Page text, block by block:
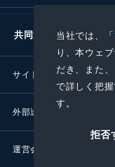
当社では、「
り、本ウェ
だき、また
で詳しく把
す。
拒否
共同通信社グループ
サイトポリシー
外部送信ポリシー
運営会社